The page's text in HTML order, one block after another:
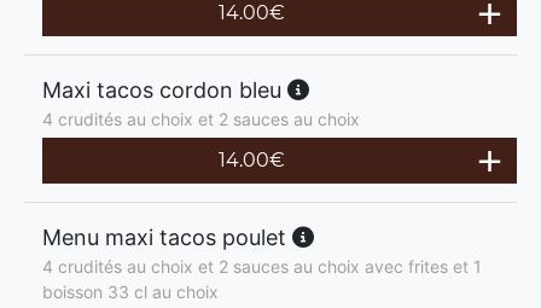
14.00€
Maxi tacos cordon bleu
4 crudités au choix et 2 sauces au choix
14.00€
Menu maxi tacos poulet
4 crudités au choix et 2 sauces au choix avec frites et 1
boisson 33 cl au choix